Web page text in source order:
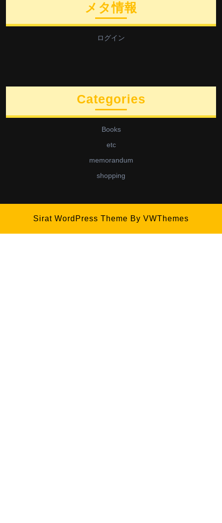
メタ情報
ログイン
Categories
Books
etc
memorandum
shopping
Sirat WordPress Theme By VWThemes